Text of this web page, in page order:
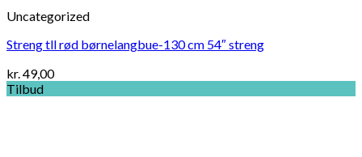
Uncategorized
Streng tll rød børnelangbue-130 cm 54″ streng
kr.49,00
Tilbud